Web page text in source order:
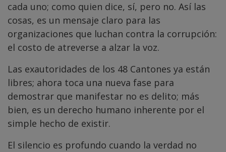
cada uno; como quien dice, sí, pero no. Así las
cosas, es un mensaje claro para las
organizaciones que luchan contra la corrupción:
el costo de atreverse a alzar la voz.
Las exautoridades de los 48 Cantones ya están
libres; ahora toca una nueva fase para
demostrar que manifestar no es delito; más
bien, es un derecho humano inherente por el
simple hecho de existir.
El silencio es profundo cuando la verdad no